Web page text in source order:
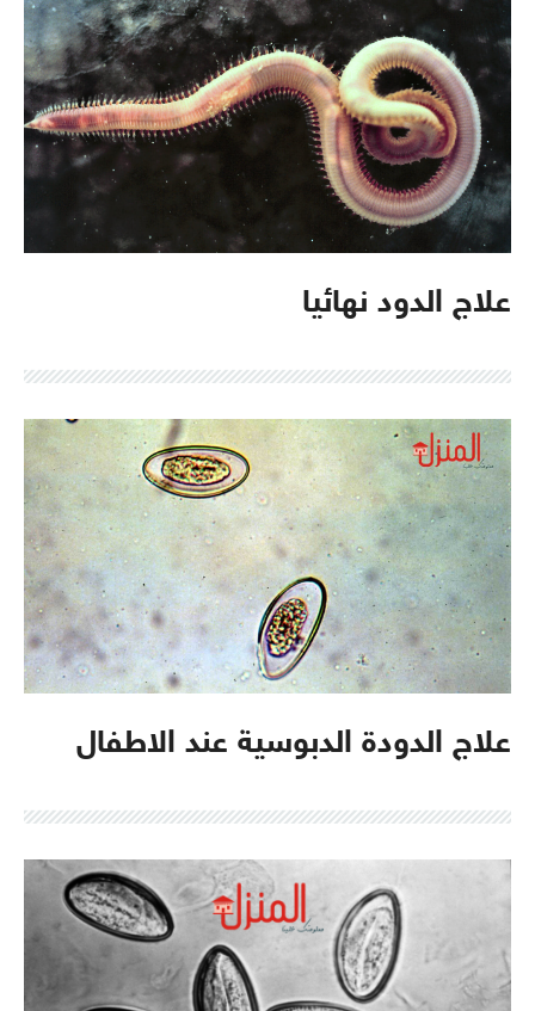
علاج الدود نهائيا
علاج الدودة الدبوسية عند الاطفال